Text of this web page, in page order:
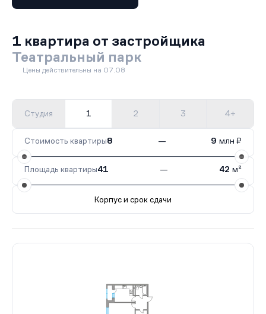
1 квартира от застройщика
Театральный парк
Цены действительны на 07.08
Студия 1 2 3 4+
Стоимость квартиры8 — 9 млн ₽
Площадь квартиры41 — 42 м²
Корпус и срок сдачи
10 (38к1)1 кв.Сдан